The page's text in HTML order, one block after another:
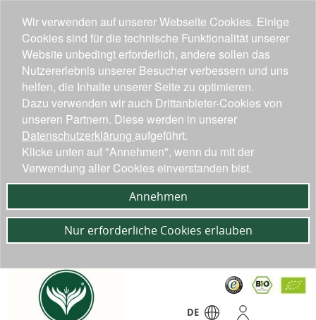
DE
Wir verwenden auf unserer Webseite Cookies. Einige
Cookies sind für die technische Funktionalität unserer
Website unbedingt erforderlich, andere sollen das
Nutzererlebnis unserer Besucher verbessern und uns
helfen, die Inhalte unserer Seite zu optimieren.
Dazu verwenden wir auch Drittanbieter-Cookies von
unseren Partnern. Diese werden in unserer
Datenschutzerklärung aufgeführt.
Klicke unten auf "Annehmen", wenn du mit der
Verwendung aller Cookies einverstanden bist.
Annehmen
Nur erforderliche Cookies erlauben